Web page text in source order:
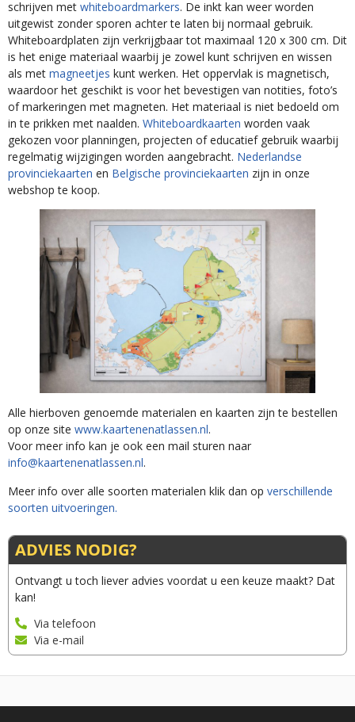
schrijven met whiteboardmarkers. De inkt kan weer worden
uitgewist zonder sporen achter te laten bij normaal gebruik.
Whiteboardplaten zijn verkrijgbaar tot maximaal 120 x 300 cm. Dit
is het enige materiaal waarbij je zowel kunt schrijven en wissen
als met magneetjes kunt werken. Het oppervlak is magnetisch,
waardoor het geschikt is voor het bevestigen van notities, foto’s
of markeringen met magneten. Het materiaal is niet bedoeld om
in te prikken met naalden. Whiteboardkaarten worden vaak
gekozen voor planningen, projecten of educatief gebruik waarbij
regelmatig wijzigingen worden aangebracht. Nederlandse
provinciekaarten en Belgische provinciekaarten zijn in onze
webshop te koop.
Alle hierboven genoemde materialen en kaarten zijn te bestellen
op onze site www.kaartenenatlassen.nl.
Voor meer info kan je ook een mail sturen naar
info@kaartenenatlassen.nl.
Meer info over alle soorten materialen klik dan op verschillende
soorten uitvoeringen.
ADVIES NODIG?
Ontvangt u toch liever advies voordat u een keuze maakt? Dat
kan!
Via telefoon
Via e-mail